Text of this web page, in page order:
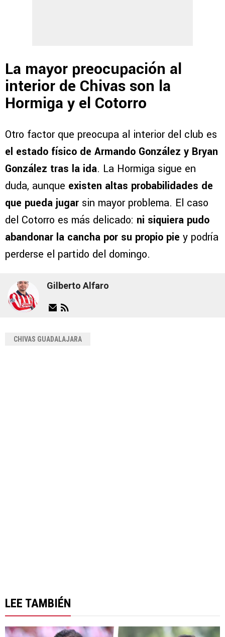
La mayor preocupación al
interior de Chivas son la
Hormiga y el Cotorro
Otro factor que preocupa al interior del club es
el estado físico de Armando González y Bryan
González tras la ida. La Hormiga sigue en
duda, aunque existen altas probabilidades de
que pueda jugar sin mayor problema. El caso
del Cotorro es más delicado: ni siquiera pudo
abandonar la cancha por su propio pie y podría
perderse el partido del domingo.
Gilberto Alfaro
CHIVAS GUADALAJARA
LEE TAMBIÉN